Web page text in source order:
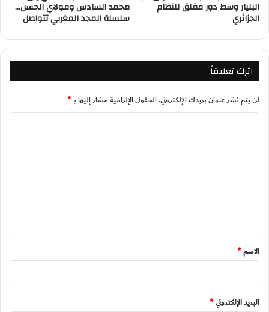
البليار وسط دور مقلق للنظام
الجزائري
محمد السادس ومولاي الحسن…
سلسلة المجد المغربي تتواصل
اترك تعليقاً
لن يتم نشر عنوان بريدك الإلكتروني.الحقول الإلزامية مشار إليها بـ*
*
الاسم*
البريد الإلكتروني*